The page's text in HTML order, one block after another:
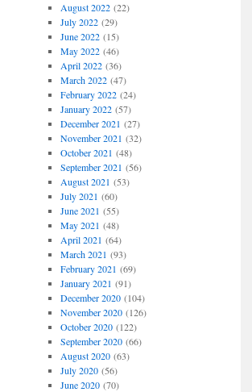
August 2022(22)
July 2022(29)
June 2022(15)
May 2022(46)
April 2022(36)
March 2022(47)
February 2022(24)
January 2022(57)
December 2021 (27)
November 2021 (32)
October 2021 (48)
September 2021 (56)
August 2021 (53)
July 2021 (60)
June 2021 (55)
May 2021 (48)
April 2021 (64)
March 2021 (93)
February 2021 (69)
January 2021 (91)
December 2020(104)
November 2020(126)
October 2020(122)
September 2020(66)
August 2020(63)
July 2020(56)
June 2020(70)